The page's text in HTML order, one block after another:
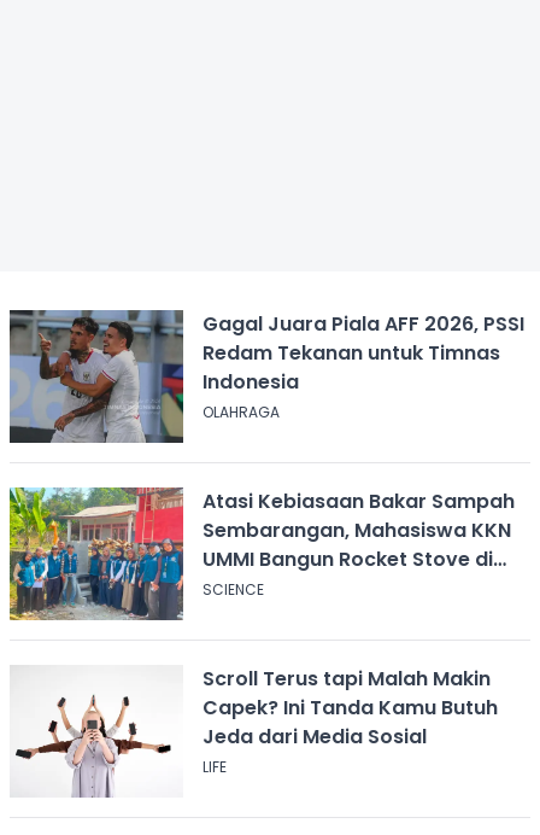
Gagal Juara Piala AFF 2026, PSSI
Redam Tekanan untuk Timnas
Indonesia
OLAHRAGA
Atasi Kebiasaan Bakar Sampah
Sembarangan, Mahasiswa KKN
UMMI Bangun Rocket Stove di
Desa Pagelaran
SCIENCE
Scroll Terus tapi Malah Makin
Capek? Ini Tanda Kamu Butuh
Jeda dari Media Sosial
LIFE